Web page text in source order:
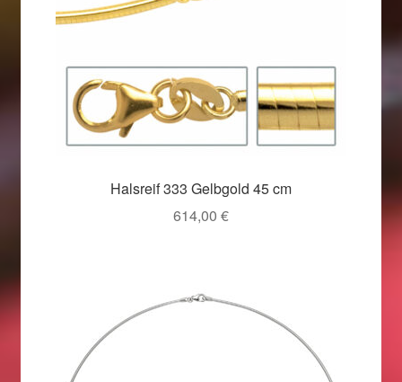
Geschenkideen für Weihnachten 2025
Halloween Schmuck online kaufen 2015
Halloween Schmuck online kaufen 2016
Halloween Schmuck online kaufen 2018
Impressum
Karneval 2015 – Schmuck zu Fasching & Co.
Halsreif 333 Gelbgold 45 cm
614,00 €